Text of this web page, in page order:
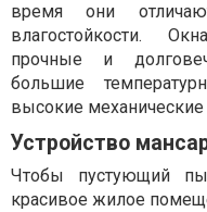
время они
влагостойкости.
прочные и
большие
высокие механические
Устройство
Чтобы пустующий
красивое жилое